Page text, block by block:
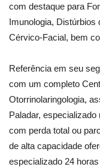
com destaque para
Imunologia, Distúrbios
Cérvico-Facial, bem
Referência em seu
com um completo
Otorrinolaringologia,
Paladar,
com perda total ou
de alta capacidade
especializado 24